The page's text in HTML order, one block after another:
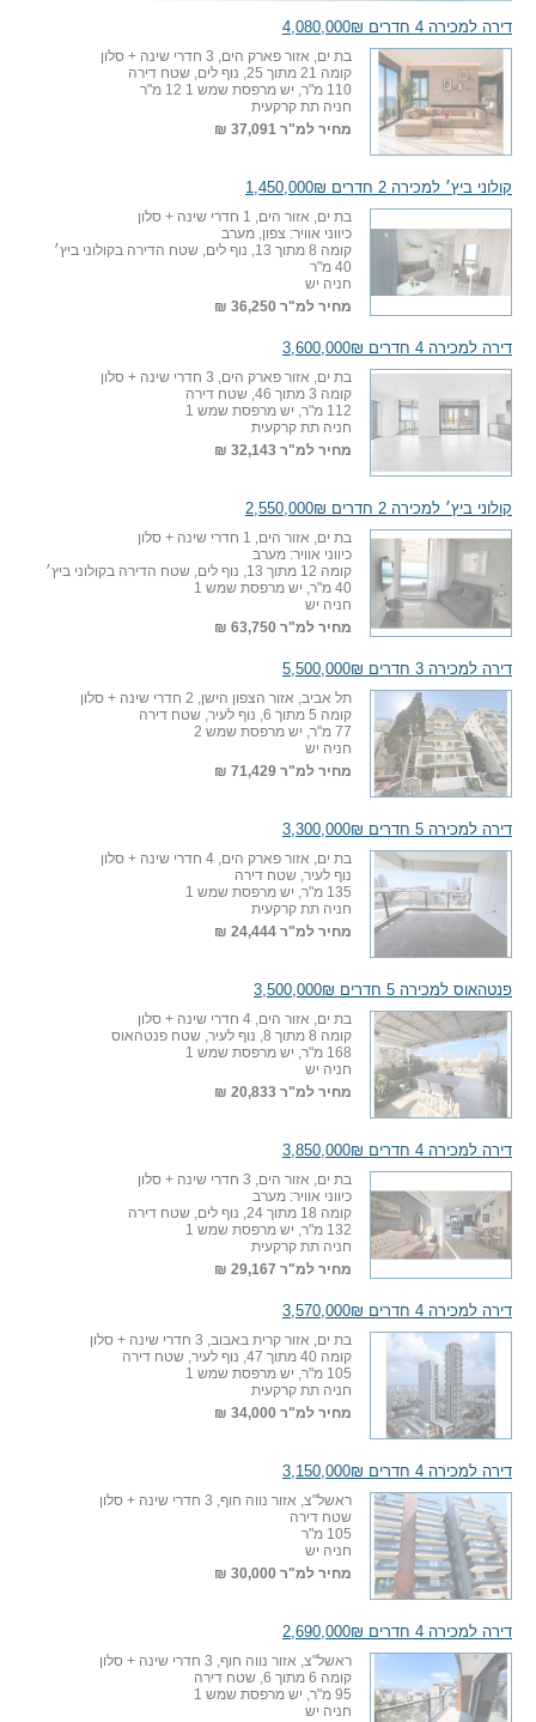
דירה למכירה 4 חדרים 4,080,000₪
בת ים, אזור פארק הים, 3 חדרי שינה + סלון
קומה 21 מתוך 25, נוף לים, שטח דירה
110 מ"ר, יש מרפסת שמש 1 12 מ"ר
חניה תת קרקעית
מחיר למ"ר 37,091 ₪
קולוני ביץ׳ למכירה 2 חדרים 1,450,000₪
בת ים, אזור הים, 1 חדרי שינה + סלון
כיווני אוויר: צפון, מערב
קומה 8 מתוך 13, נוף לים, שטח הדירה בקולוני ביץ׳
40 מ"ר
חניה יש
מחיר למ"ר 36,250 ₪
דירה למכירה 4 חדרים 3,600,000₪
בת ים, אזור פארק הים, 3 חדרי שינה + סלון
קומה 3 מתוך 46, שטח דירה
112 מ"ר, יש מרפסת שמש 1
חניה תת קרקעית
מחיר למ"ר 32,143 ₪
קולוני ביץ׳ למכירה 2 חדרים 2,550,000₪
בת ים, אזור הים, 1 חדרי שינה + סלון
כיווני אוויר: מערב
קומה 12 מתוך 13, נוף לים, שטח הדירה בקולוני ביץ׳
40 מ"ר, יש מרפסת שמש 1
חניה יש
מחיר למ"ר 63,750 ₪
דירה למכירה 3 חדרים 5,500,000₪
תל אביב, אזור הצפון הישן, 2 חדרי שינה + סלון
קומה 5 מתוך 6, נוף לעיר, שטח דירה
77 מ"ר, יש מרפסת שמש 2
חניה יש
מחיר למ"ר 71,429 ₪
דירה למכירה 5 חדרים 3,300,000₪
בת ים, אזור פארק הים, 4 חדרי שינה + סלון
נוף לעיר, שטח דירה
135 מ"ר, יש מרפסת שמש 1
חניה תת קרקעית
מחיר למ"ר 24,444 ₪
פנטהאוס למכירה 5 חדרים 3,500,000₪
בת ים, אזור הים, 4 חדרי שינה + סלון
קומה 8 מתוך 8, נוף לעיר, שטח פנטהאוס
168 מ"ר, יש מרפסת שמש 1
חניה יש
מחיר למ"ר 20,833 ₪
דירה למכירה 4 חדרים 3,850,000₪
בת ים, אזור הים, 3 חדרי שינה + סלון
כיווני אוויר: מערב
קומה 18 מתוך 24, נוף לים, שטח דירה
132 מ"ר, יש מרפסת שמש 1
חניה תת קרקעית
מחיר למ"ר 29,167 ₪
דירה למכירה 4 חדרים 3,570,000₪
בת ים, אזור קרית באבוב, 3 חדרי שינה + סלון
קומה 40 מתוך 47, נוף לעיר, שטח דירה
105 מ"ר, יש מרפסת שמש 1
חניה תת קרקעית
מחיר למ"ר 34,000 ₪
דירה למכירה 4 חדרים 3,150,000₪
ראשל"צ, אזור נווה חוף, 3 חדרי שינה + סלון
שטח דירה
105 מ"ר
חניה יש
מחיר למ"ר 30,000 ₪
דירה למכירה 4 חדרים 2,690,000₪
ראשל"צ, אזור נווה חוף, 3 חדרי שינה + סלון
קומה 6 מתוך 6, שטח דירה
95 מ"ר, יש מרפסת שמש 1
חניה יש